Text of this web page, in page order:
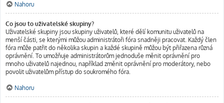
Nahoru
Co jsou to uživatelské skupiny?
Uživatelské skupiny jsou skupiny uživatelů, které dělí komunitu uživatelů na
menší části, se kterými můžou administrátoři fóra snadněji pracovat. Každý člen
fóra může patřit do několika skupin a každé skupině můžou být přiřazena různá
oprávnění. To umožňuje administrátorům jednoduše měnit oprávnění pro
mnoho uživatelů najednou, například změnit oprávnění pro moderátory, nebo
povolit uživatelům přístup do soukromého fóra.
Nahoru